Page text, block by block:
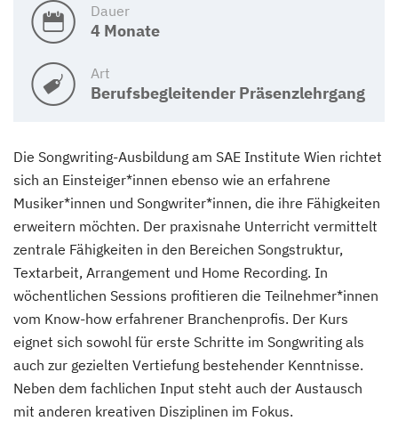
Dauer
4 Monate
Art
Berufsbegleitender Präsenzlehrgang
Die Songwriting-Ausbildung am SAE Institute Wien richtet
sich an Einsteiger*innen ebenso wie an erfahrene
Musiker*innen und Songwriter*innen, die ihre Fähigkeiten
erweitern möchten. Der praxisnahe Unterricht vermittelt
zentrale Fähigkeiten in den Bereichen Songstruktur,
Textarbeit, Arrangement und Home Recording. In
wöchentlichen Sessions profitieren die Teilnehmer*innen
vom Know-how erfahrener Branchenprofis. Der Kurs
eignet sich sowohl für erste Schritte im Songwriting als
auch zur gezielten Vertiefung bestehender Kenntnisse.
Neben dem fachlichen Input steht auch der Austausch
mit anderen kreativen Disziplinen im Fokus.